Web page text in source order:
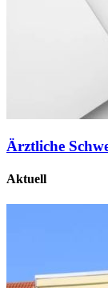
Ärztliche
Aktuell